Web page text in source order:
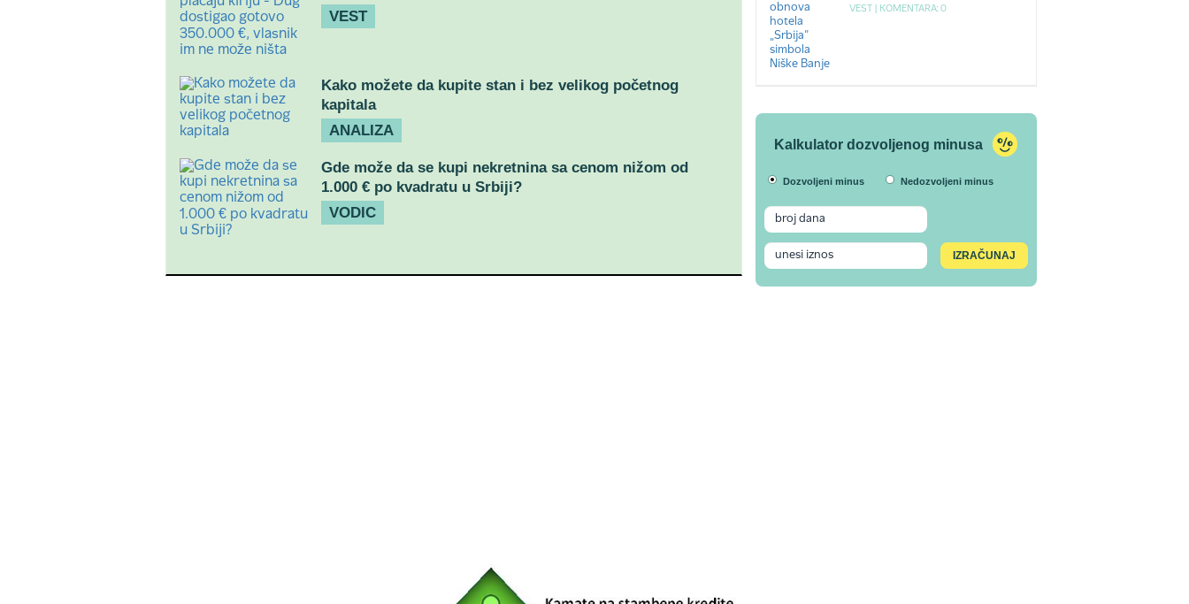
VEST
Kako možete da kupite stan i bez velikog početnog
kapitala
ANALIZA
Gde može da se kupi nekretnina sa cenom nižom od
1.000 € po kvadratu u Srbiji?
VODIC
VEST | KOMENTARA: 0
Kalkulator dozvoljenog minusa
Dozvoljeni minus Nedozvoljeni minus